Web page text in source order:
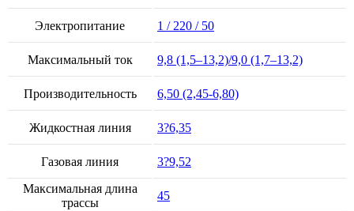
Электропитание 1 / 220 / 50
Максимальный ток 9,8 (1,5–13,2)/9,0 (1,7–13,2)
Производительность 6,50 (2,45-6,80)
Жидкостная линия 3?6,35
Газовая линия
3?9,52
Максимальная длина
трассы
45